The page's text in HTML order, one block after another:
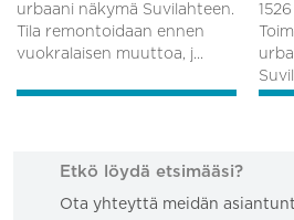
urbaani näkymä Suvilahteen.
Tila remontoidaan ennen
vuokralaisen muuttoa, j...
Etkö löydä etsimääsi?
Ota yhteyttä meidän